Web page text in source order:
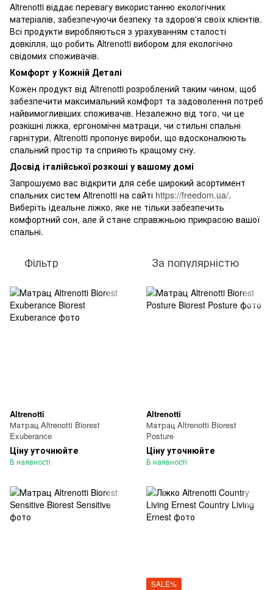
Altrenotti віддає перевагу використанню екологічних
матеріалів, забезпечуючи безпеку та здоров'я своїх клієнтів.
Всі продукти виробляються з урахуванням сталості
довкілля, що робить Altrenotti вибором для екологічно
свідомих споживачів.
Комфорт у Кожній Деталі
Кожен продукт від Altrenotti розроблений таким чином, щоб
забезпечити максимальний комфорт та задоволення потреб
найвимогливіших споживачів. Незалежно від того, чи це
розкішні ліжка, ергономічні матраци, чи стильні спальні
гарнітури, Altrenotti пропонує вироби, що вдосконалюють
спальний простір та сприяють кращому сну.
Досвід італійської розкоші у вашому домі
Запрошуємо вас відкрити для себе широкий асортимент
спальних систем Altrenotti на сайті https://freedom.ua/.
Виберіть ідеальне ліжко, яке не тільки забезпечить
комфортний сон, але й стане справжньою прикрасою вашої
спальні.
Фільтр За популярністю
Altrenotti
Матрац Altrenotti Biorest
Exuberance
Ціну уточнюйте
В наявності
Altrenotti
Матрац Altrenotti Biorest
Posture
Ціну уточнюйте
В наявності
SALE%